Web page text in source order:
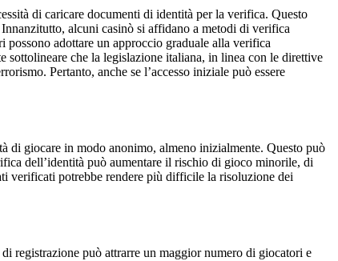
di caricare documenti di identità per la verifica. Questo
alcuni casinò si affidano a metodi di verifica
adottare un approccio graduale alla verifica
che la legislazione italiana, in linea con le direttive
Pertanto, anche se l’accesso iniziale può essere
di giocare in modo anonimo, almeno inizialmente. Questo può
dell’identità può aumentare il rischio di gioco minorile, di
verificati potrebbe rendere più difficile la risoluzione dei
registrazione può attrarre un maggior numero di giocatori e